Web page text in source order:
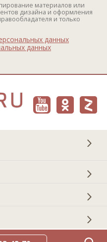
материалов или
дизайна и оформления
и только
данных
данных